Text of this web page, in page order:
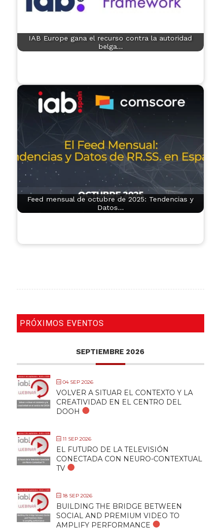
IAB Europe gana el recurso contra la autoridad
belga…
Feed mensual de octubre de 2025: Tendencias y
Datos…
PRÓXIMOS EVENTOS
SEPTIEMBRE 2026
04 SEP 2026
VOLVER A SITUAR EL CONTEXTO Y LA
CREATIVIDAD EN EL CENTRO DEL
DOOH
11 SEP 2026
EL FUTURO DE LA TELEVISIÓN
CONECTADA CON NEURO-CONTEXTUAL
TV
18 SEP 2026
BUILDING THE BRIDGE BETWEEN
SOCIAL AND PREMIUM VIDEO TO
AMPLIFY PERFORMANCE